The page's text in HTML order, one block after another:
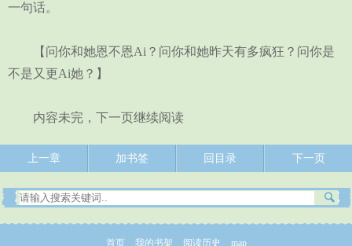
一句话。
【问你和她恩不恩Ai？问你和她昨天有多疯狂？问你是
不是又更Ai她？】
内容未完，下一页继续阅读
上一章 加书签 回目录 下一页
首页 我的书架 阅读历史 map